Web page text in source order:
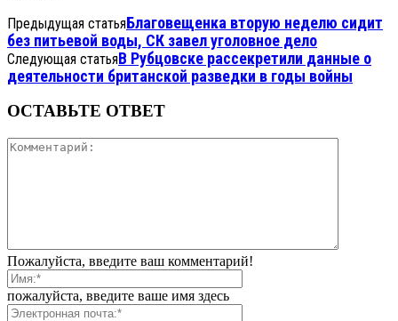
Предыдущая статьяБлаговещенка вторую неделю сидит
без питьевой воды, СК завел уголовное дело
Следующая статьяВ Рубцовске рассекретили данные о
деятельности британской разведки в годы войны
ОСТАВЬТЕ ОТВЕТ
Пожалуйста, введите ваш комментарий!
пожалуйста, введите ваше имя здесь